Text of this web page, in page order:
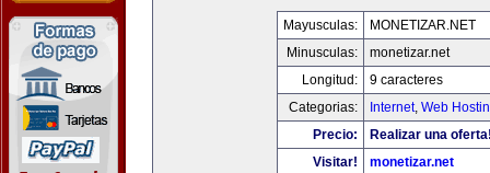
Mayusculas:
MONETIZAR.NET
Minusculas:
monetizar.net
Longitud:
9 caracteres
Categorias:
Internet, Web
Precio:
Realizar una
Visitar!
monetizar.net